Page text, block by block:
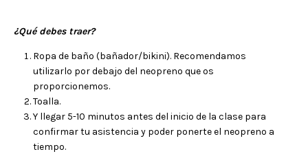
¿Qué debes traer?
Ropa de baño (bañador/bikini). Recomendamos
utilizarlo por debajo del neopreno que os
proporcionemos.
Toalla.
Y llegar 5-10 minutos antes del inicio de la clase para
confirmar tu asistencia y poder ponerte el neopreno a
tiempo.